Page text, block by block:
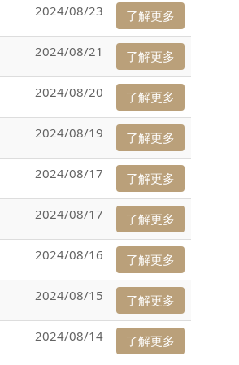
2024/08/23 了解更多
2024/08/21 了解更多
2024/08/20 了解更多
2024/08/19 了解更多
2024/08/17 了解更多
2024/08/17 了解更多
2024/08/16 了解更多
2024/08/15 了解更多
2024/08/14 了解更多